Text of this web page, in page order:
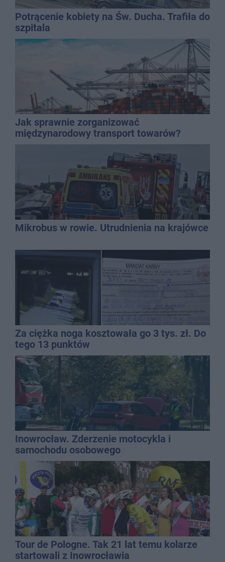
Potrącenie kobiety na Św. Ducha. Trafiła do
szpitala
Jak sprawnie zorganizować
międzynarodowy transport towarów?
Mikrobus w rowie. Utrudnienia na krajówce
Za ciężka noga kosztowała go 3 tys. zł. Do
tego 13 punktów
Inowrocław. Zderzenie motocykla i
samochodu osobowego
Tour de Pologne. Tak 21 lat temu kolarze
startowali z Inowrocławia